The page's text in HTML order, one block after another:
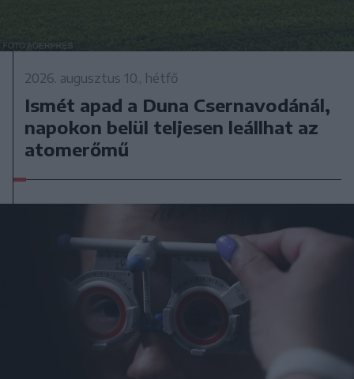
2026. augusztus 10., hétfő
Ismét apad a Duna Csernavodánál,
napokon belül teljesen leállhat az
atomerőmű